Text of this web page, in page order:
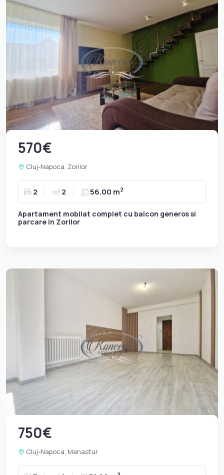
570€
Cluj-Napoca, Zorilor
2 2 56.00 m2
Apartament mobilat complet cu balcon generos si
parcare in Zorilor
750€
Cluj-Napoca, Manastur